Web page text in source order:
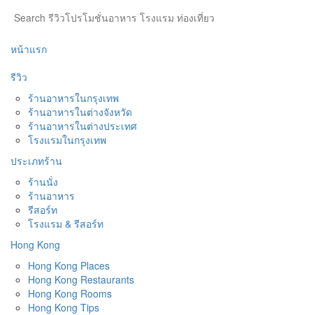
หน้าแรก
รีวิว
ร้านอาหารในกรุงเทพ
ร้านอาหารในต่างจังหวัด
ร้านอาหารในต่างประเทศ
โรงแรมในกรุงเทพ
ประเภทร้าน
ร้านนั่ง
ร้านอาหาร
รีสอร์ท
โรงแรม & รีสอร์ท
Hong Kong
Hong Kong Places
Hong Kong Restaurants
Hong Kong Rooms
Hong Kong Tips